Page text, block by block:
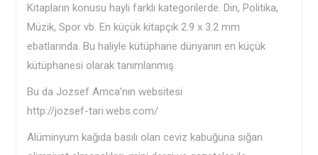
Kitapların konusu hayli farklı kategorilerde. Din, Politika,
Müzik, Spor vb. En küçük kitapçık 2.9 x 3.2 mm
ebatlarında. Bu haliyle kütüphane dünyanın en küçük
kütüphanesi olarak tanımlanmış.
Bu da Jozsef Amca’nın websitesi
http://jozsef-tari.webs.com/
Alüminyum kağıda basılı olan ceviz kabuğuna sığan